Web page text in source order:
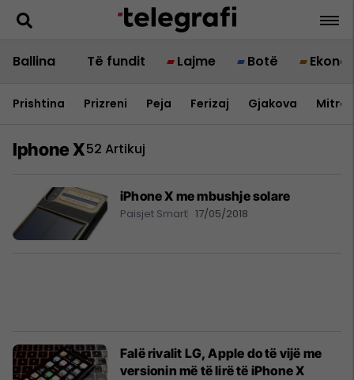
Ballina Të fundit Lajme Botë
Prishtina Prizreni Peja Ferizaj Gjakova
Iphone X52 Artikuj
iPhone X me mbushje solare
Paisjet Smart 17/05/2018
Falë rivalit LG, Apple do të vijë me
versionin më të lirë të iPhone X